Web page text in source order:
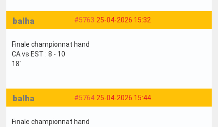
#5763 25-04-2026 15:32
balha
Finale championnat hand
CA vs EST : 8 - 10
18'
#5764 25-04-2026 15:44
balha
Finale championnat hand